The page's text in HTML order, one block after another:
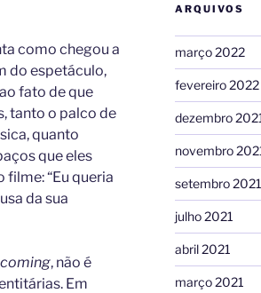
como chegou a
do espetáculo,
fato de que
tanto o palco de
quanto
que eles
“Eu queria
da sua
, não é
Em
ARQUIVOS
março 2022
fevereiro 2022
dezembro
novembro
setembro 2021
julho 2021
abril 2021
março 2021